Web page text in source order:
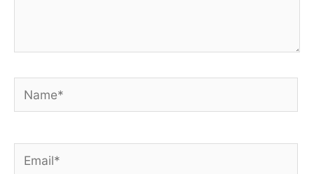
Name*
Email*